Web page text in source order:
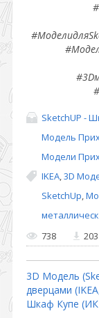
SketchUP -
Модель
Модели
IKEA 3D
SketchUp
738
203
3D Модель
дверцами
Шкаф Купе